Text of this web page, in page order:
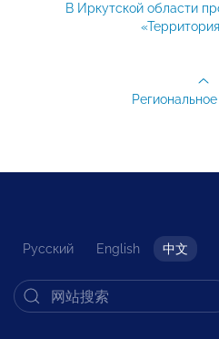
В Иркутской области
Русский English 中文